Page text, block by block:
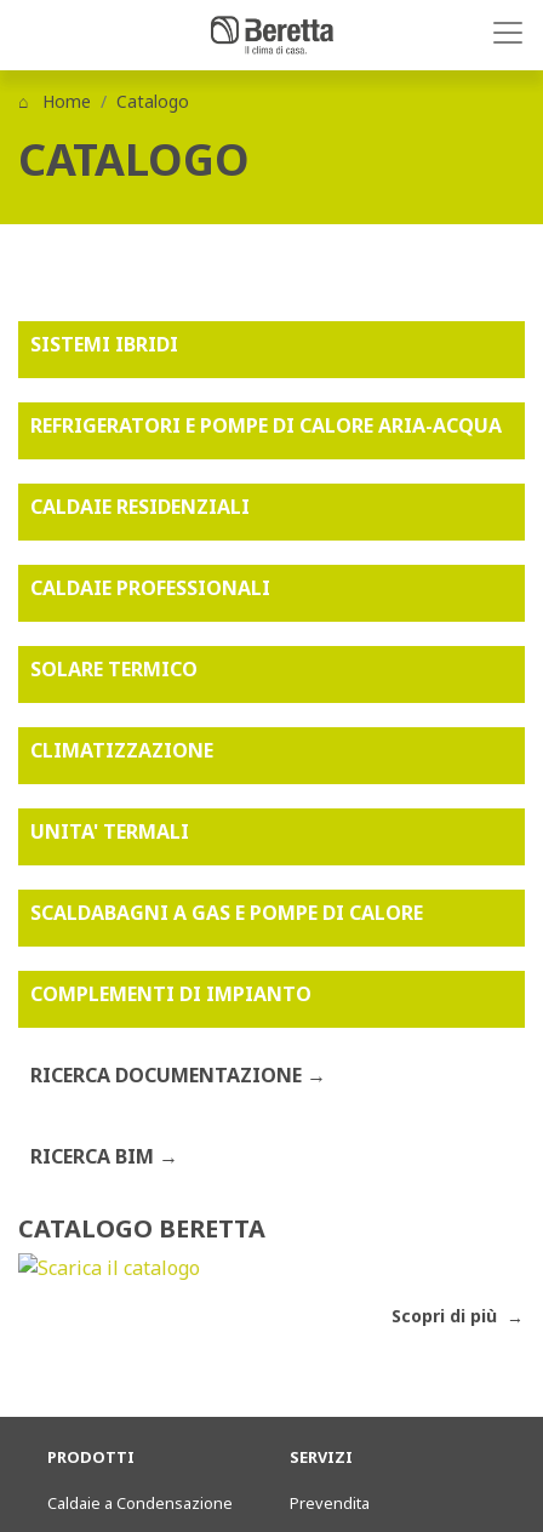
Home Catalogo
CATALOGO
SISTEMI IBRIDI
REFRIGERATORI E POMPE DI CALORE ARIA-ACQUA
CALDAIE RESIDENZIALI
CALDAIE PROFESSIONALI
SOLARE TERMICO
CLIMATIZZAZIONE
UNITA' TERMALI
SCALDABAGNI A GAS E POMPE DI CALORE
COMPLEMENTI DI IMPIANTO
RICERCA DOCUMENTAZIONE
RICERCA BIM
CATALOGO BERETTA
Scopri di più
PRODOTTI
Caldaie a Condensazione
SERVIZI
Prevendita